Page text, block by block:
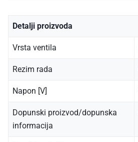
Detalji proizvoda
Vrsta ventila
Rezim rada
Napon [V]
Dopunski proizvod/dopunska
informacija